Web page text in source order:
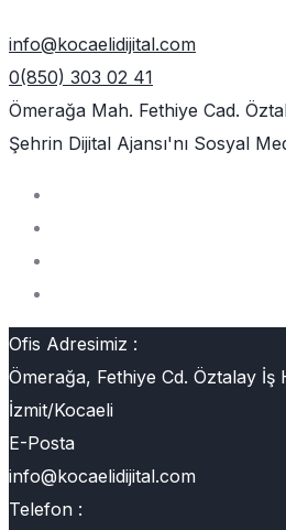
info@kocaelidijital.com
0(850) 303 02 41
Ömerağa Mah. Fethiye Cad.
Şehrin Dijital Ajansı'nı Sosyal
Ofis Adresimiz :
Ömerağa, Fethiye Cd. Öztalay İş
İzmit/Kocaeli
E-Posta
info@kocaelidijital.com
Telefon :